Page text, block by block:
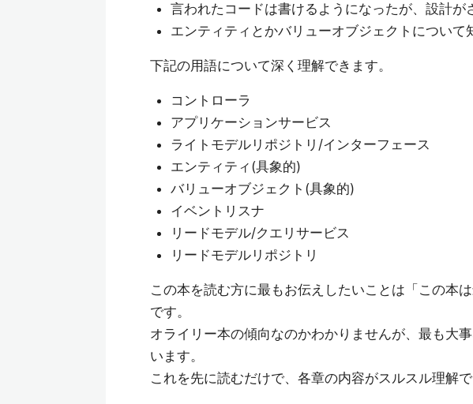
言われたコードは書けるようになったが、設計が
エンティティとかバリューオブジェクトについて
下記の用語について深く理解できます。
コントローラ
アプリケーションサービス
ライトモデルリポジトリ/インターフェース
エンティティ(具象的)
バリューオブジェクト(具象的)
イベントリスナ
リードモデル/クエリサービス
リードモデルリポジトリ
この本を読む方に最もお伝えしたいことは「この本
です。
オライリー本の傾向なのかわかりませんが、最も大
います。
これを先に読むだけで、各章の内容がスルスル理解